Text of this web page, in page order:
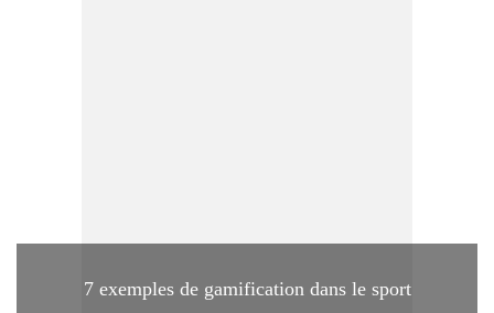
7 exemples de gamification dans le sport